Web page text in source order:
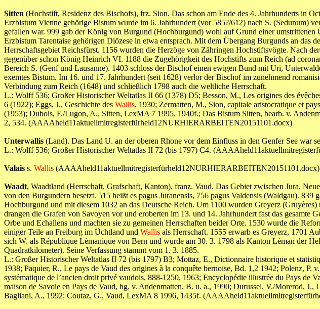
Sitten (Hochstift, Residenz des Bischofs), frz. Sion. Das schon am Ende des 4. Jahrhunderts in
Erzbistum Vienne gehörige Bistum wurde im 6. Jahrhundert (vor 585?/612) nach S. (Sedunum)
gefallen war. 999 gab der König von Burgund (Hochburgund) wohl auf Grund einer
Erzbistum Tarentaise gehörigen Diözese in etwa entsprach. Mit dem Übergang Burgunds an
Herrschaftsgebiet Reichsfürst. 1156 wurden die Herzöge von Zähringen Hochstiftsvögte. Nach
gegenüber schon König Heinrich VI. 1188 die Zugehörigkeit des Hochstifts zum Reich (ad
Bereich S. (Genf und Lausanne). 1403 schloss der Bischof einen ewigen Bund mit Uri,
exemtes Bistum. Im 16. und 17. Jahrhundert (seit 1628) verlor der Bischof im zunehmend
Verbindung zum Reich (1648) und schließlich 1798 auch die weltliche Herrschaft.
L.: Wolff 536; Großer Historischer Weltatlas II 66 (1378) D5; Besson, M., Les origines des
6 (1922); Eggs, J., Geschichte des Wallis, 1930; Zermatten, M., Sion, capitale aristocratique et
(1953); Dubois, F./Lugon, A., Sitten, LexMA 7 1995, 1940f.; Das Bistum Sitten, bearb. v.
2, 534. (AAAAheld11aktuellmitregisterfürheld12NURHIERARBEITEN20151101.docx)
Unterwallis (Land). Das Land U. an der oberen Rhone vor dem Einfluss in den Genfer See war
L.: Wolff 536; Großer Historischer Weltatlas II 72 (bis 1797) C4.
Valais s. Wallis (AAAAheld11aktuellmitregisterfürheld12NURHIERARBEITEN20151101.docx)
Waadt, Waadtland (Herrschaft, Grafschaft, Kanton), franz. Vaud. Das Gebiet zwischen Jura,
von den Burgundern besetzt. 515 heißt es pagus Juranensis, 756 pagus Valdensis (Waldgau).
Hochburgund und mit diesem 1032 an das Deutsche Reich. Um 1100 wurden Greyerz
drangen die Grafen von Savoyen vor und eroberten im 13. und 14. Jahrhundert fast das
Orbe und Echallens und machten sie zu gemeinen Herrschaften beider Orte. 1530 wurde die
einiger Teile an Freiburg im Üchtland und Wallis als Herrschaft. 1555 erwarb es Greyerz, 1701
sich W. als République Lémanique von Bern und wurde am 30. 3. 1798 als Kanton Léman der
Quadratkilometer). Seine Verfassung stammt vom 1. 3. 1885.
L.: Großer Historischer Weltatlas II 72 (bis 1797) B3; Mottaz, E., Dictionnaire historique et
1938; Paquier, R., Le pays de Vaud des origines à la conquête bernoise, Bd. 1,2 1942; Polenz,
systématique de l’ancien droit privé vaudois, 888-1250, 1963; Encyclopédie illustrée du Pays
maison de Savoie en Pays de Vaud, hg. v. Andenmatten, B. u. a., 1990; Durussel, V./Morerod,
Bagliani, A., 1992; Coutaz, G., Vaud, LexMA 8 1996, 1435f.